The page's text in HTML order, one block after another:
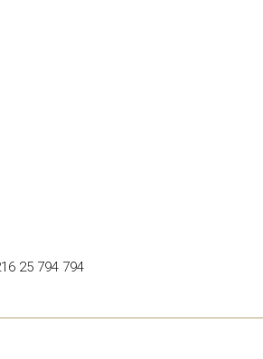
25 794 794